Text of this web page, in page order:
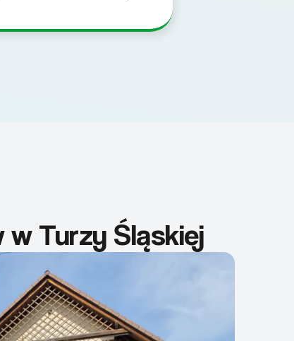
Turzy Śląskiej